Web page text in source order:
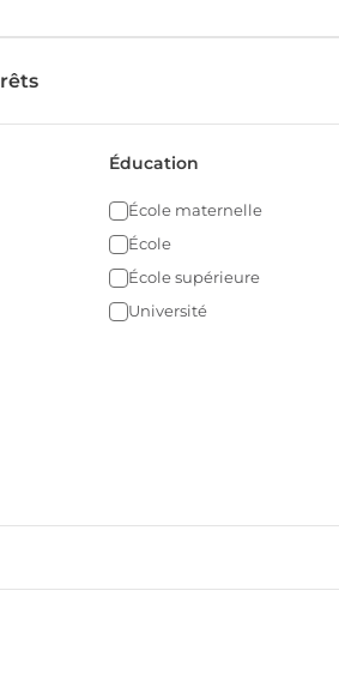
Éducation
École maternelle
École
École supérieure
Université